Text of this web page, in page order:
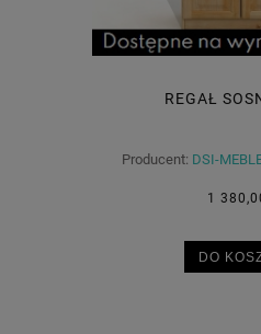
REGAŁ
Producent: DSI-
1
DO